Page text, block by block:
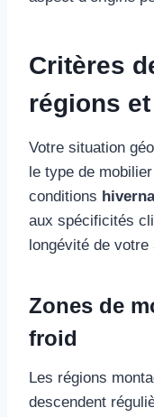
Critères
régions
Votre situation
le type de
conditions
aux spécificités
longévité de votre
Zones de
froid
Les régions
descendent